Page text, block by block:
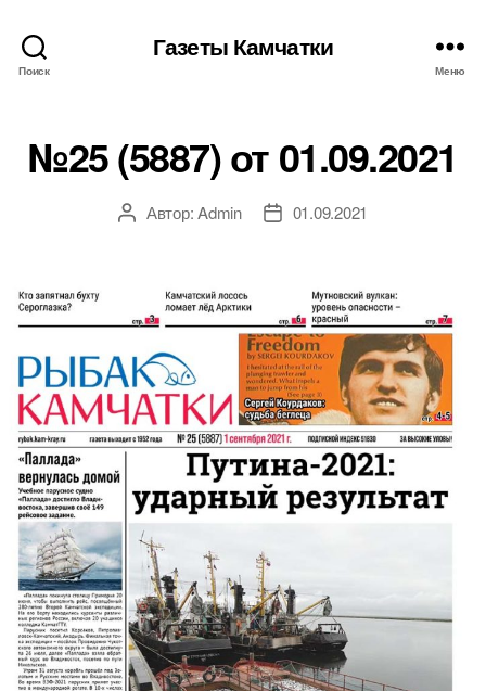
Поиск
Газеты Камчатки
Меню
№25 (5887) от 01.09.2021
АвторАвтор:Admin
Дата01.09.2021